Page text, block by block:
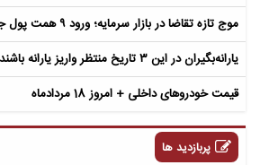
موج تازه تقاضا در بازار سرمایه؛ ورود ۹ همت پول جدید
یارانه‌بگیران در این ۳ تاریخ منتظر واریز یارانه باشند!
قیمت خودروهای داخلی + امروز 18 مردادماه
پربازدید ها